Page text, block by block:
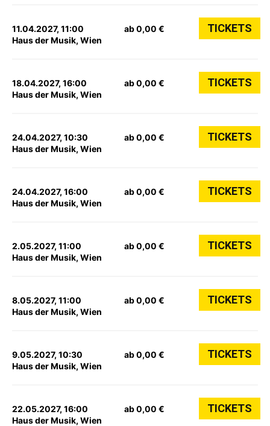
11.04.2027, 11:00
Haus der Musik, Wien
ab 0,00 € TICKETS
18.04.2027, 16:00
Haus der Musik, Wien
ab 0,00 € TICKETS
24.04.2027, 10:30
Haus der Musik, Wien
ab 0,00 € TICKETS
24.04.2027, 16:00
Haus der Musik, Wien
ab 0,00 € TICKETS
2.05.2027, 11:00
Haus der Musik, Wien
ab 0,00 € TICKETS
8.05.2027, 11:00
Haus der Musik, Wien
ab 0,00 € TICKETS
9.05.2027, 10:30
Haus der Musik, Wien
ab 0,00 € TICKETS
22.05.2027, 16:00
Haus der Musik, Wien
ab 0,00 € TICKETS